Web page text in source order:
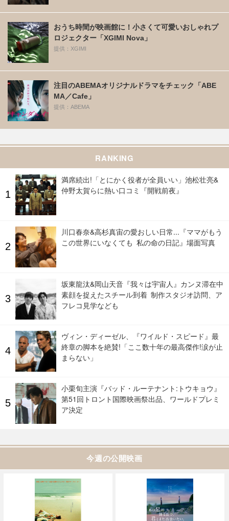
おうち時間が映画館に！小さくて可愛いおしゃれプ
ロジェクター「XGIMI Nova」
提供：XGIMI
注目のABEMAオリジナルドラマをチェック「ABE
MA／Cafe」
提供：ABEMA
RANKING
満席続出!「とにかく役者が全員いい」池松壮亮&
仲野太賀らに熱い口コミ『開戦前夜』
川口春奈&高杉真宙の愛おしい日常...『ママがもう
この世界にいなくても 私の命の日記』場面写真
坂東龍汰&岡山天音『我々は宇宙人』カンヌ滞在中
素顔を捉えたスチール到着 制作スタジオ訪問、ア
フレコ見学なども
ヴィン・ディーゼル、『ワイルド・スピード』最
終章の脚本を絶賛!「ここ数十年の最高傑作!涙が止
まらない」
小栗旬主演『バッド・ルーテナント:トウキョウ』
第51回トロント国際映画祭出品、ワールドプレミ
ア決定
今週の公開映画